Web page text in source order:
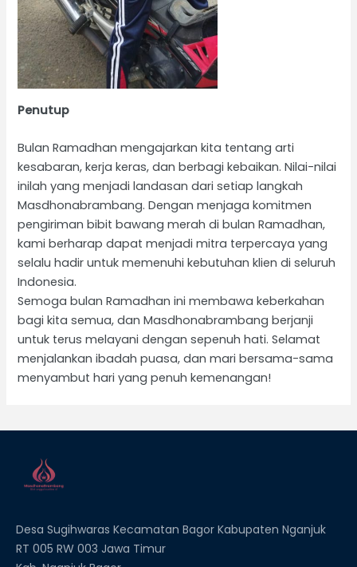
Penutup
Bulan Ramadhan mengajarkan kita tentang arti
kesabaran, kerja keras, dan berbagi kebaikan. Nilai-nilai
inilah yang menjadi landasan dari setiap langkah
Masdhonabrambang. Dengan menjaga komitmen
pengiriman bibit bawang merah di bulan Ramadhan,
kami berharap dapat menjadi mitra terpercaya yang
selalu hadir untuk memenuhi kebutuhan klien di seluruh
Indonesia.
Semoga bulan Ramadhan ini membawa keberkahan
bagi kita semua, dan Masdhonabrambang berjanji
untuk terus melayani dengan sepenuh hati. Selamat
menjalankan ibadah puasa, dan mari bersama-sama
menyambut hari yang penuh kemenangan!
Desa Sugihwaras Kecamatan Bagor Kabupaten Nganjuk
RT 005 RW 003 Jawa Timur